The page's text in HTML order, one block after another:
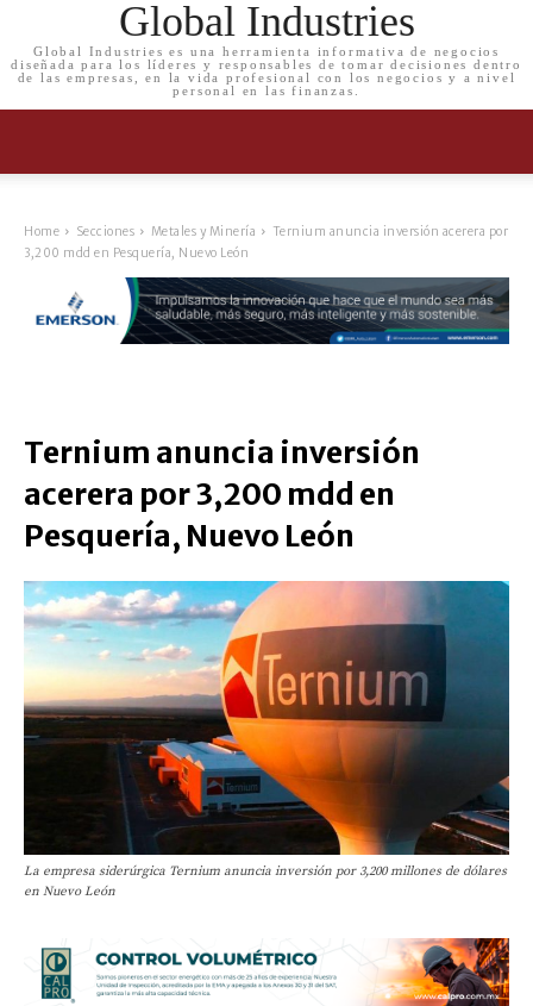
Global Industries
Global Industries es una herramienta informativa de negocios
diseñada para los líderes y responsables de tomar decisiones dentro
de las empresas, en la vida profesional con los negocios y a nivel
personal en las finanzas.
Home Secciones Metales y Minería
Ternium anuncia inversión acerera por
3,200 mdd en Pesquería, Nuevo León
Ternium anuncia inversión
acerera por 3,200 mdd en
Pesquería, Nuevo León
La empresa siderúrgica Ternium anuncia inversión por 3,200 millones de dólares
en Nuevo León